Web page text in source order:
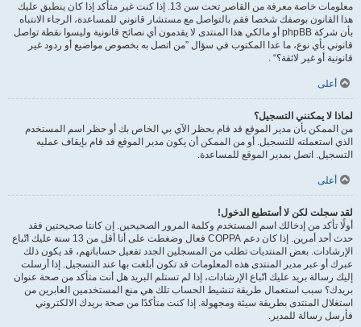
معلومات خاصة معرفة من القاصر تحت سن 13. إذا كنت غير متأكد إذا كان ينطبق عليك
هذا القانون بوصفك شخصا فقم بالتواصل مع مستشار قانوني للمساعدة، الرجاء الانتباه
بأن شركة phpBB أو مالكي هذا المنتدى لا يقدمون أي نصائح قانونية وليسوا نقطة تواصل
قانوني بأي نوع، ما عدا المكتوب في سؤال ”من اتصل به بخصوص مواضيع أو ردود غير
قانونية أو غير لائقة؟“ .
أعلى
لماذا لا يمكنني التسجيل؟
من الممكن بأن مدير الموقع قد قام بحظر الآي بي الخاص بك أو حظر اسم المستخدم
الذي استعملته للتسجيل. أو من الممكن أن يكون مدير الموقع قد قام بإيقاف عمليه
التسجيل. اتصل بمدير الموقع للمساعدة.
أعلى
لقد سجلت لكن لا أستطيع الدخول!
أولًا تأكد من إدخالك اسم المستخدم وكلمة المرور الصحيحين. إن كانتا صحيحتين فقد
حدث أحد أمرين. إذا كان دعم COPPA فعال وضغطت على أنا أقل من 13 سنة عليك اتّباع
الإرشادات. بعض المنتديات تطلب من المسجلين الجدد تفعيل حساباتهم، قد يكون ذلك
عبرك أو عبر مدير المنتدى هذه المعلومات قد تكون أبلغت بها عند التسجيل. إذا أرسلت
إليك رسالة بريد عليك اتّباع الإرشادات، إذا لم تستلم البريد هل أنت متأكد من صحة عنوان
بريدك؟ سبب استعمال طريقة تنشيط الحساب تلك هي منع المستخدمين العابرين من
استغلال المنتدى بطريقة سيئة ومجهولة. إذا كنت متأكدًا من صحة بريدك الالكتروني
فأرسل رسالة للمدير.